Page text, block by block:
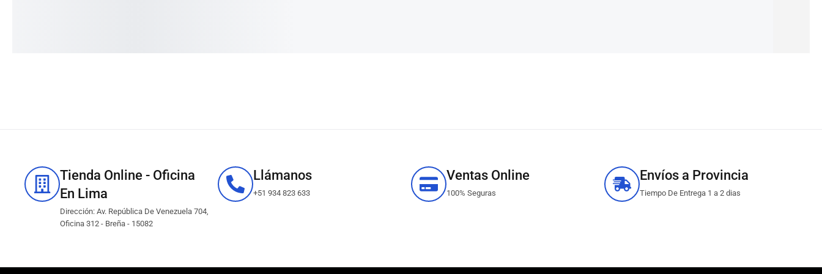
Tienda Online - Oficina
En Lima
Dirección: Av. República De Venezuela 704,
Oficina 312 - Breña - 15082
Llámanos
+51 934 823 633
Ventas Online
100% Seguras
Envíos a Provincia
Tiempo De Entrega 1 a 2 dias